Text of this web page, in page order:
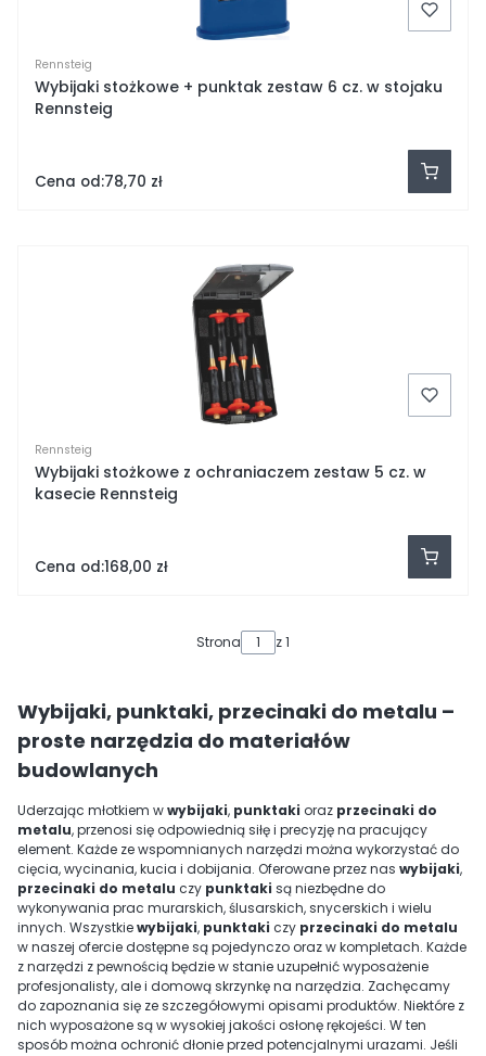
Rennsteig
Wybijaki stożkowe + punktak zestaw 6 cz. w stojaku
Rennsteig
Cena od:78,70 zł
Rennsteig
Wybijaki stożkowe z ochraniaczem zestaw 5 cz. w
kasecie Rennsteig
Cena od:168,00 zł
Strona z 1
Wybijaki, punktaki, przecinaki do metalu –
proste narzędzia do materiałów
budowlanych
Uderzając młotkiem wwybijaki, punktaki oraz przecinaki do
metalu, przenosi się odpowiednią siłę i precyzję na pracujący
element. Każde ze wspomnianych narzędzi można wykorzystać do
cięcia, wycinania, kucia i dobijania. Oferowane przez nas wybijaki,
przecinaki do metalu czy punktaki są niezbędne do
wykonywania prac murarskich, ślusarskich, snycerskich i wielu
innych. Wszystkiewybijaki, punktaki czy przecinaki do metalu
w naszej ofercie dostępne są pojedynczo oraz w kompletach. Każde
z narzędzi z pewnością będzie w stanie uzupełnić wyposażenie
profesjonalisty, ale i domową skrzynkę na narzędzia. Zachęcamy
do zapoznania się ze szczegółowymi opisami produktów. Niektóre z
nich wyposażone są w wysokiej jakości osłonę rękojeści. W ten
sposób można ochronić dłonie przed potencjalnymi urazami. Jeśli